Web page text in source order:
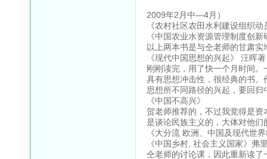
2009年2月中—4月）
《农村社区农田水利建设组织
《中国农业水资源管理制度创
以上两本书是与仝老师的甘肃
《现代中国思想的兴起》 汪晖著
刚刚读完，用了快一个月时间
具有思想冲击性，很经典的书
思想所不同路径的兴起，要回
《中国不高兴》
贺老师推荐的，不过我觉得是
是谈论民族主义的，大体对他们
《大分流 欧洲、中国及现代世
《中国乡村, 社会主义国家》弗
仝老师的讨论课，因此重新读了